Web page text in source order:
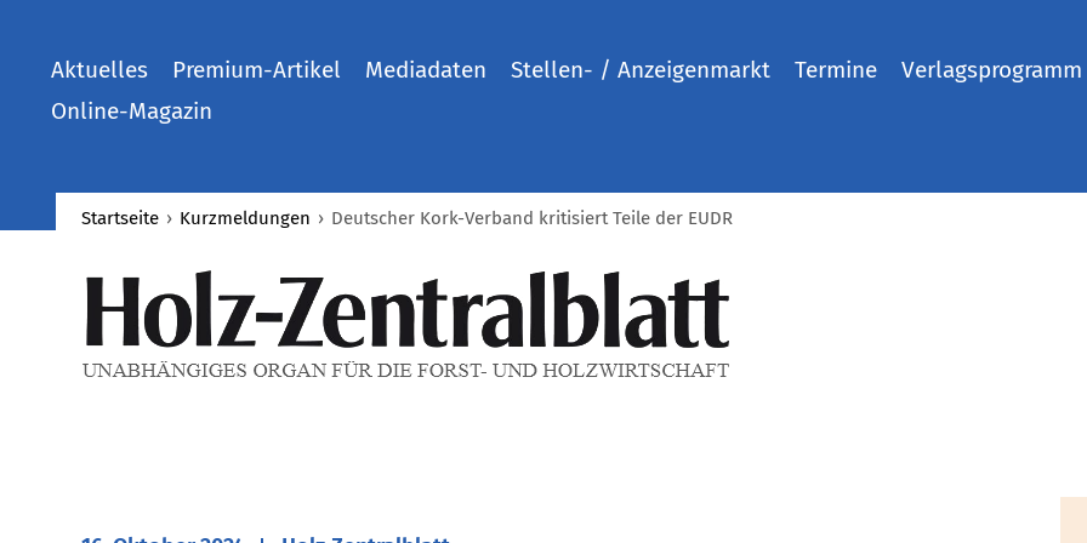
Aktuelles Premium-Artikel Mediadaten Stellen- / Anzeigenmarkt Termine
Verlagsprogramm
Online-Magazin
Startseite › Kurzmeldungen › ​Deutscher Kork-Verband kritisiert Teile der EUDR